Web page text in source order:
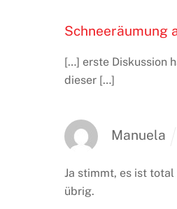
Schneeräumung
[…] erste Diskussion
dieser […]
Manuela
Ja stimmt, es ist
übrig.